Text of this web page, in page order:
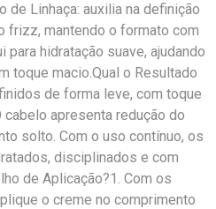
de Linhaça: auxilia na definição
frizz, mantendo o formato com
para hidratação suave, ajudando
toque macio.Qual o Resultado
de forma leve, com toque
cabelo apresenta redução do
solto. Com o uso contínuo, os
disciplinados e com
de Aplicação?1. Com os
o creme no comprimento